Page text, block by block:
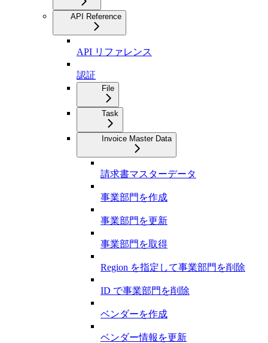
API Reference
API リファレンス
認証
File
Task
Invoice Master Data
請求書マスターデータ
事業部門を作成
事業部門を更新
事業部門を取得
Region を指定して事業部門を削除
ID で事業部門を削除
ベンダーを作成
ベンダー情報を更新